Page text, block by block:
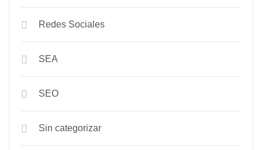
Redes Sociales
SEA
SEO
Sin categorizar